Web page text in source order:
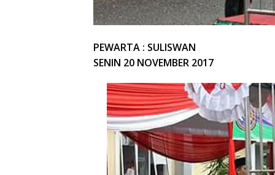
PEWARTA : SULISWAN
SENIN 20 NOVEMBER 2017